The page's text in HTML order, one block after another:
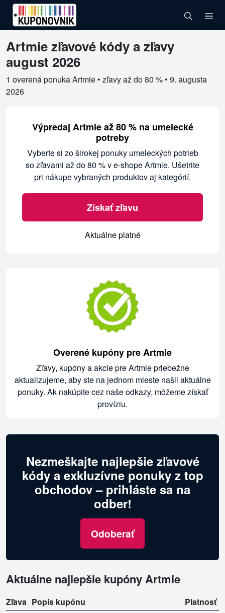
Artmie zľavové kódy a zľavy
august 2026
1 overená ponuka Artmie • zľavy až do 80 % • 9. augusta
2026
Overené kupóny pre Artmie
Výpredaj Artmie až 80 % na umelecké
potreby
Vyberte si zo širokej ponuky umeleckých potrieb
so zľavami až do 80 % v e-shope Artmie. Ušetrite
pri nákupe vybraných produktov aj kategórií.
Získať zľavu
Aktuálne platné
Overené kupóny pre Artmie
Zľavy, kupóny a akcie pre Artmie priebežne
aktualizujeme, aby ste na jednom mieste našli aktuálne
ponuky. Ak nakúpite cez naše odkazy, môžeme získať
províziu.
Nezmeškajte najlepšie zľavové
kódy a exkluzívne ponuky z top
obchodov – prihláste sa na
odber!
Odoberať
Aktuálne najlepšie kupóny Artmie
Zľava Popis kupónu Platnosť